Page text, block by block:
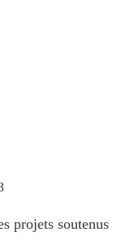
projets soutenus